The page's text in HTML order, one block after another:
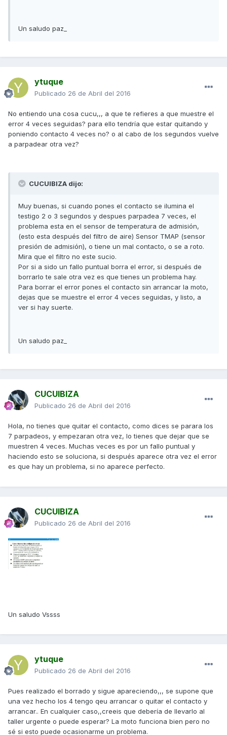
Un saludo paz_
ytuque
Publicado 26 de Abril del 2016
No entiendo una cosa cucu,,, a que te refieres a que muestre el
error 4 veces seguidas? para ello tendría que estar quitando y
poniendo contacto 4 veces no? o al cabo de los segundos vuelve
a parpadear otra vez?
CUCUIBIZA dijo:
Muy buenas, si cuando pones el contacto se ilumina el
testigo 2 o 3 segundos y despues parpadea 7 veces, el
problema esta en el sensor de temperatura de admisión,
(esto esta después del filtro de aire) Sensor TMAP (sensor
presión de admisión), o tiene un mal contacto, o se a roto.
Mira que el filtro no este sucio.
Por si a sido un fallo puntual borra el error, si después de
borrarlo te sale otra vez es que tienes un problema hay.
Para borrar el error pones el contacto sin arrancar la moto,
dejas que se muestre el error 4 veces seguidas, y listo, a
ver si hay suerte.
Un saludo paz_
CUCUIBIZA
Publicado 26 de Abril del 2016
Hola, no tienes que quitar el contacto, como dices se parara los
7 parpadeos, y empezaran otra vez, lo tienes que dejar que se
muestren 4 veces. Muchas veces es por un fallo puntual y
haciendo esto se soluciona, si después aparece otra vez el error
es que hay un problema, si no aparece perfecto.
CUCUIBIZA
Publicado 26 de Abril del 2016
Un saludo Vssss
ytuque
Publicado 26 de Abril del 2016
Pues realizado el borrado y sigue apareciendo,,, se supone que
una vez hecho los 4 tengo qeu arrancar o quitar el contacto y
arrancar.. En cualquier caso,,creeis que debería de llevarlo al
taller urgente o puede esperar? La moto funciona bien pero no
sé si esto puede ocasionarme un problema.